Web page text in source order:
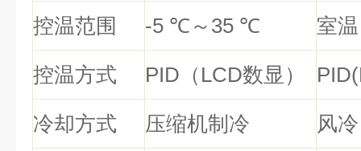
控温范围 -5 ℃ ～ 35 ℃ 室
控温方式 PID （ LCD数显）
冷却方式 压缩机制冷 风冷